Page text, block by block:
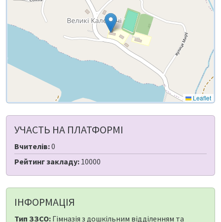
Leaflet
УЧАСТЬ НА ПЛАТФОРМІ
Вчителів:0
Рейтинг закладу: 10000
ІНФОРМАЦІЯ
Тип ЗЗСО: Гімназія з дошкільним відділенням та